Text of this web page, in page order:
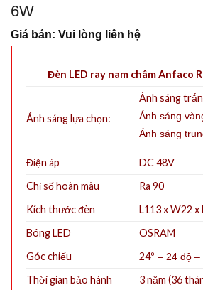
6W
Giá bán: Vui lòng liên hệ
Đèn LED ray nam châm Anfaco
Ánh sáng lựa chọn:
Ánh sáng
Ánh sáng
Ánh sáng
Điện áp
DC 48V
Chỉ số hoàn màu
Ra 90
Kích thước đèn
L113 x W22 x
Bóng LED
OSRAM
Góc chiếu
24º – 24 độ –
Thời gian bảo hành 3 năm (36